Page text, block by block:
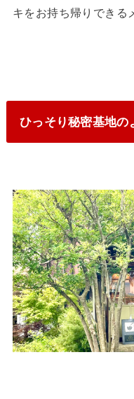
キをお持ち帰りできる
ひっそり秘密基地の